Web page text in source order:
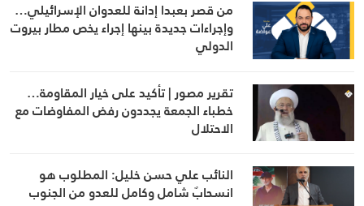
من قصر بعبدا إدانة للعدوان الإسرائيلي…
وإجراءات جديدة بينها إجراء يخص مطار بيروت
الدولي
تقرير مصور | تأكيد على خيار المقاومة…
خطباء الجمعة يجددون رفض المفاوضات مع
الاحتلال
النائب علي حسن خليل: المطلوب هو
انسحابٌ شامل وكامل للعدو من الجنوب